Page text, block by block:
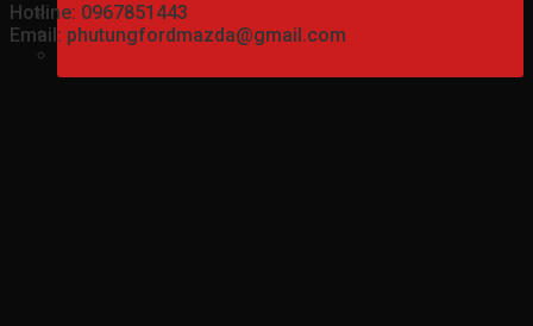
Ford Ranger
Ford laser
Hotline: 0967851443
Email: phutungfordmazda@gmail.com